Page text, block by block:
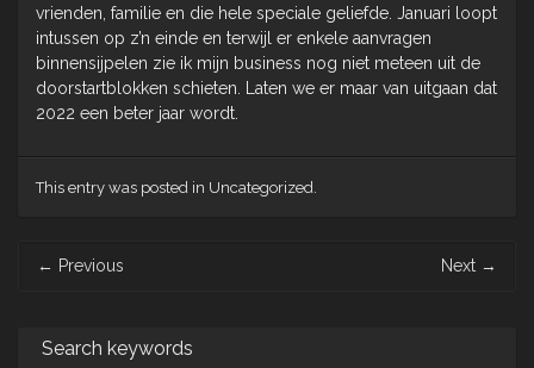
vrienden, familie en die hele speciale geliefde. Januari loopt
intussen op z’n einde en terwijl er enkele aanvragen
binnensijpelen zie ik mijn business nog niet meteen uit de
doorstartblokken schieten. Laten we er maar van uitgaan dat
2022 een beter jaar wordt.
This entry was posted in Uncategorized.
navigation
← Previous Next →
Search keywords